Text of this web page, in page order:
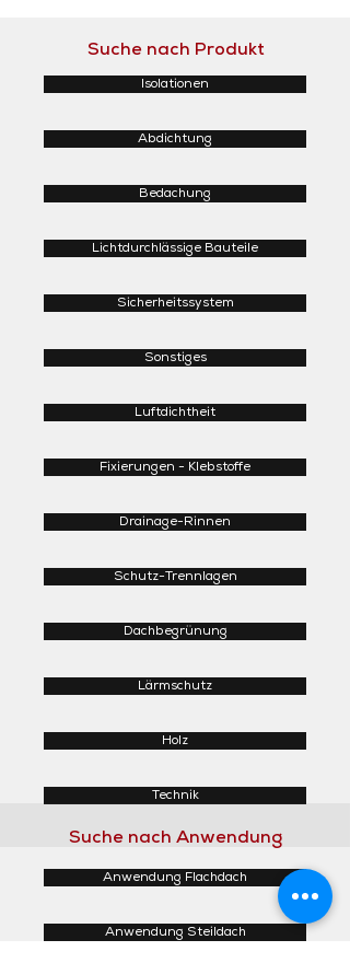
Suche nach Produkt
Isolationen
Abdichtung
Bedachung
Lichtdurchlässige Bauteile
Sicherheitssystem
Sonstiges
Luftdichtheit
Fixierungen - Klebstoffe
Drainage-Rinnen
Schutz-Trennlagen
Dachbegrünung
Lärmschutz
Holz
Technik
Suche nach Anwendung
Anwendung Flachdach
Anwendung Steildach